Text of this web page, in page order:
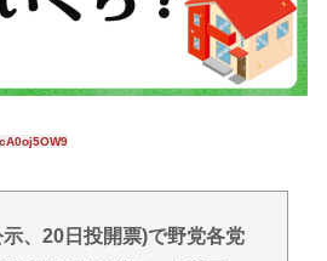
を投稿「全部が全部ありがたか
ずっと同じ食べ物&断水でトイレ
就寝&コロナ感染」
苦茶生きやすい国になってる件
、20日投開票)で野党各党